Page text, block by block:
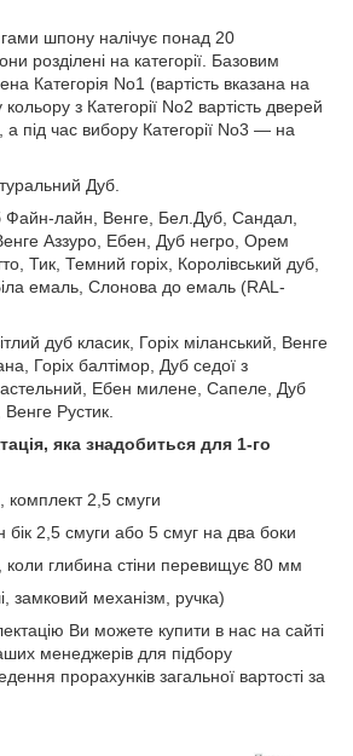
шпону налічує понад 20
розділені на категорії. Базовим
Категорія No1 (вартість вказана на
з Категорії No2 вартість дверей
а під час вибору Категорії No3 — на
Дуб.
Файн-лайн, Венге, Бел.Дуб, Сандал,
Аззуро, Ебен, Дуб негро, Орем
Тик, Темний горіх, Королівський дуб,
емаль, Слонова до емаль (RAL-
дуб класик, Горіх міланський, Венге
Горіх балтімор, Дуб седої з
Ебен милене, Сапеле, Дуб
Рустик.
яка знадобиться для 1-го
комплект 2,5 смуги
2,5 смуги або 5 смуг на два боки
коли глибина стіни перевищує 80 мм
замковий механізм, ручка)
Ви можете купити в нас на сайті
менеджерів для підбору
прорахунків загальної вартості за